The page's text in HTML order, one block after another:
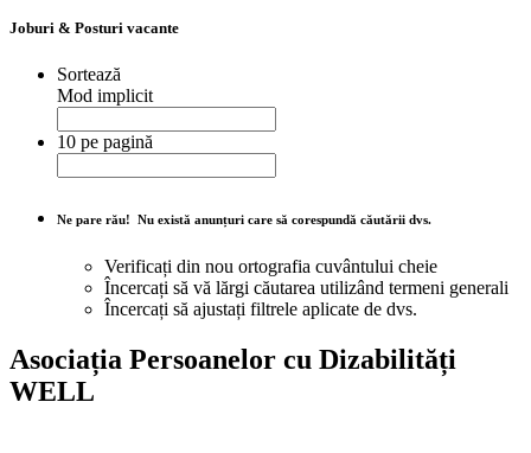
Joburi & Posturi vacante
Sortează
Mod implicit
10 pe pagină
Ne pare rău! Nu există anunțuri care să corespundă căutării dvs.
Verificați din nou ortografia cuvântului cheie
Încercați să vă lărgi căutarea utilizând termeni generali
Încercați să ajustați filtrele aplicate de dvs.
Asociația Persoanelor cu Dizabilități
WELL